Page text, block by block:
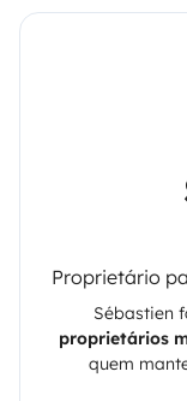
Proprietário
Sébastien
proprietários
quem